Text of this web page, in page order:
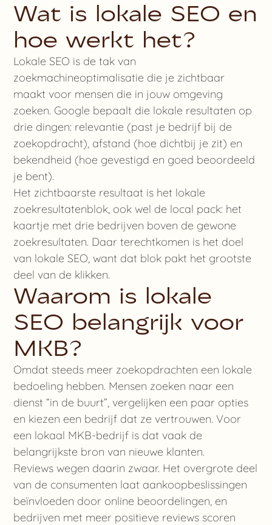
Wat is lokale SEO en
hoe werkt het?
Lokale SEO is de tak van
zoekmachineoptimalisatie die je zichtbaar
maakt voor mensen die in jouw omgeving
zoeken. Google bepaalt die lokale resultaten op
drie dingen: relevantie (past je bedrijf bij de
zoekopdracht), afstand (hoe dichtbij je zit) en
bekendheid (hoe gevestigd en goed beoordeeld
je bent).
Het zichtbaarste resultaat is het lokale
zoekresultatenblok, ook wel de local pack: het
kaartje met drie bedrijven boven de gewone
zoekresultaten. Daar terechtkomen is het doel
van lokale SEO, want dat blok pakt het grootste
deel van de klikken.
Waarom is lokale
SEO belangrijk voor
MKB?
Omdat steeds meer zoekopdrachten een lokale
bedoeling hebben. Mensen zoeken naar een
dienst “in de buurt”, vergelijken een paar opties
en kiezen een bedrijf dat ze vertrouwen. Voor
een lokaal MKB-bedrijf is dat vaak de
belangrijkste bron van nieuwe klanten.
Reviews wegen daarin zwaar. Het overgrote deel
van de consumenten laat aankoopbeslissingen
beïnvloeden door online beoordelingen, en
bedrijven met meer positieve reviews scoren